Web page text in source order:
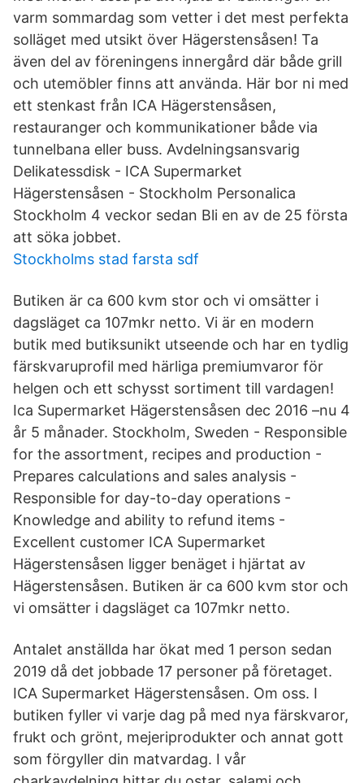
varm sommardag som vetter i det mest perfekta
solläget med utsikt över Hägerstensåsen! Ta
även del av föreningens innergård där både grill
och utemöbler finns att använda. Här bor ni med
ett stenkast från ICA Hägerstensåsen,
restauranger och kommunikationer både via
tunnelbana eller buss. Avdelningsansvarig
Delikatessdisk - ICA Supermarket
Hägerstensåsen - Stockholm Personalica
Stockholm 4 veckor sedan Bli en av de 25 första
att söka jobbet.
Stockholms stad farsta sdf
Butiken är ca 600 kvm stor och vi omsätter i
dagsläget ca 107mkr netto. Vi är en modern
butik med butiksunikt utseende och har en tydlig
färskvaruprofil med härliga premiumvaror för
helgen och ett schysst sortiment till vardagen!
Ica Supermarket Hägerstensåsen dec 2016 –nu 4
år 5 månader. Stockholm, Sweden - Responsible
for the assortment, recipes and production -
Prepares calculations and sales analysis -
Responsible for day-to-day operations -
Knowledge and ability to refund items -
Excellent customer ICA Supermarket
Hägerstensåsen ligger benäget i hjärtat av
Hägerstensåsen. Butiken är ca 600 kvm stor och
vi omsätter i dagsläget ca 107mkr netto.
Antalet anställda har ökat med 1 person sedan
2019 då det jobbade 17 personer på företaget.
ICA Supermarket Hägerstensåsen. Om oss. I
butiken fyller vi varje dag på med nya färskvaror,
frukt och grönt, mejeriprodukter och annat gott
som förgyller din matvardag. I vår